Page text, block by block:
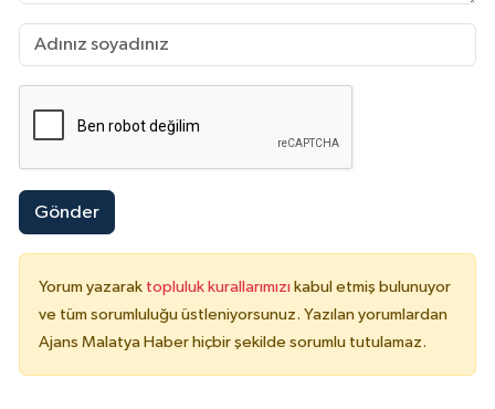
Gönder
Yorum yazarak topluluk kurallarımızı kabul etmiş bulunuyor
ve tüm sorumluluğu üstleniyorsunuz. Yazılan yorumlardan
Ajans Malatya Haber hiçbir şekilde sorumlu tutulamaz.